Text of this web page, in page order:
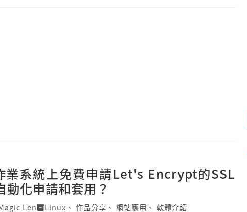
業系統上免費申請Let's Encrypt的SSL
動化申請和套用？
Len Linux 、 作品分享 、 網站應用 、 軟體介紹